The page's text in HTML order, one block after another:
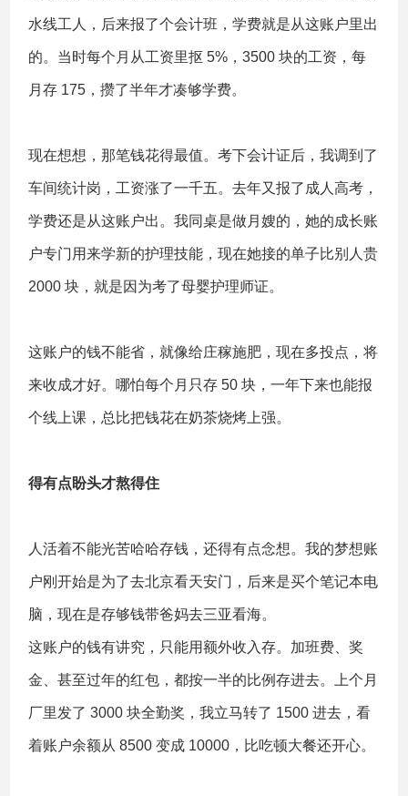
水线工人，后来报了个会计班，学费就是从这账户里出
的。当时每个月从工资里抠 5%，3500 块的工资，每
月存 175，攒了半年才凑够学费。
现在想想，那笔钱花得最值。考下会计证后，我调到了
车间统计岗，工资涨了一千五。去年又报了成人高考，
学费还是从这账户出。我同桌是做月嫂的，她的成长账
户专门用来学新的护理技能，现在她接的单子比别人贵
2000 块，就是因为考了母婴护理师证。
这账户的钱不能省，就像给庄稼施肥，现在多投点，将
来收成才好。哪怕每个月只存 50 块，一年下来也能报
个线上课，总比把钱花在奶茶烧烤上强。
得有点盼头才熬得住
人活着不能光苦哈哈存钱，还得有点念想。我的梦想账
户刚开始是为了去北京看天安门，后来是买个笔记本电
脑，现在是存够钱带爸妈去三亚看海。
这账户的钱有讲究，只能用额外收入存。加班费、奖
金、甚至过年的红包，都按一半的比例存进去。上个月
厂里发了 3000 块全勤奖，我立马转了 1500 进去，看
着账户余额从 8500 变成 10000，比吃顿大餐还开心。